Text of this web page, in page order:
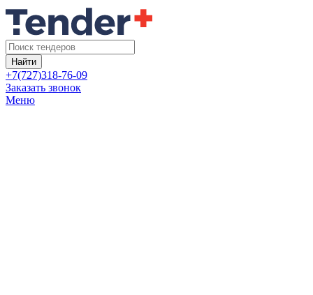
Найти
+7(727)318-76-09
Заказать звонок
Меню